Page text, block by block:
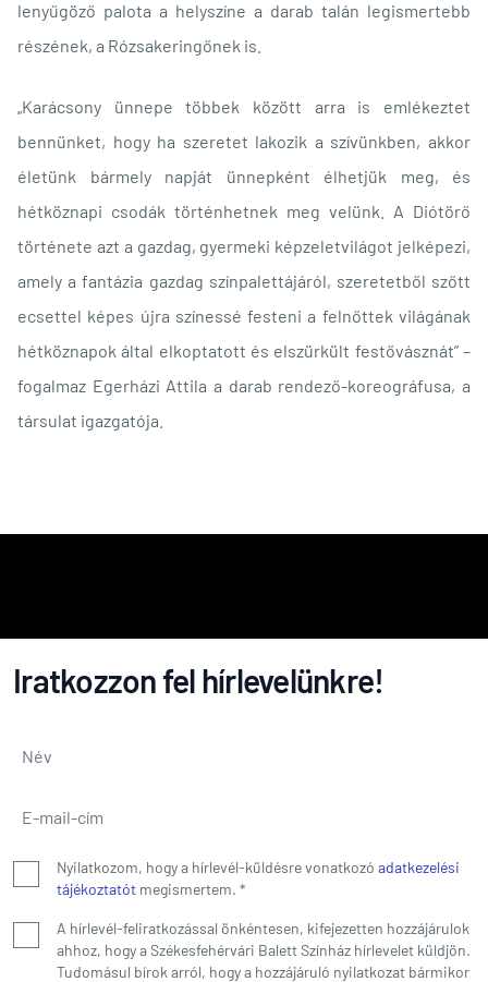
lenyűgöző palota a helyszíne a darab talán legismertebb
részének, a Rózsakeringőnek is.
„Karácsony ünnepe többek között arra is emlékeztet
bennünket, hogy ha szeretet lakozik a szívünkben, akkor
életünk bármely napját ünnepként élhetjük meg, és
hétköznapi csodák történhetnek meg velünk. A Diótörő
története azt a gazdag, gyermeki képzeletvilágot jelképezi,
amely a fantázia gazdag színpalettájáról, szeretetből szőtt
ecsettel képes újra színessé festeni a felnőttek világának
hétköznapok által elkoptatott és elszürkült festővásznát” –
fogalmaz Egerházi Attila a darab rendező-koreográfusa, a
társulat igazgatója.
Iratkozzon fel hírlevelünkre!
Név
E-mail-cím
Nyilatkozom, hogy a hírlevél-küldésre vonatkozó adatkezelési
tájékoztatót megismertem. *
A hírlevél-feliratkozással önkéntesen, kifejezetten hozzájárulok
ahhoz, hogy a Székesfehérvári Balett Színház hírlevelet küldjön.
Tudomásul bírok arról, hogy a hozzájáruló nyilatkozat bármikor